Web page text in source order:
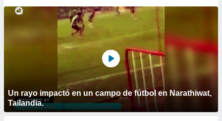
Un rayo impactó en un campo de fútbol en Narathiwat,
Tailandia.